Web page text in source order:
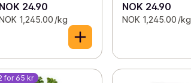
NOK 24.90
1,245.00 /kg
NOK 24.90
NOK 1,245.00 /kg
for 65 kr